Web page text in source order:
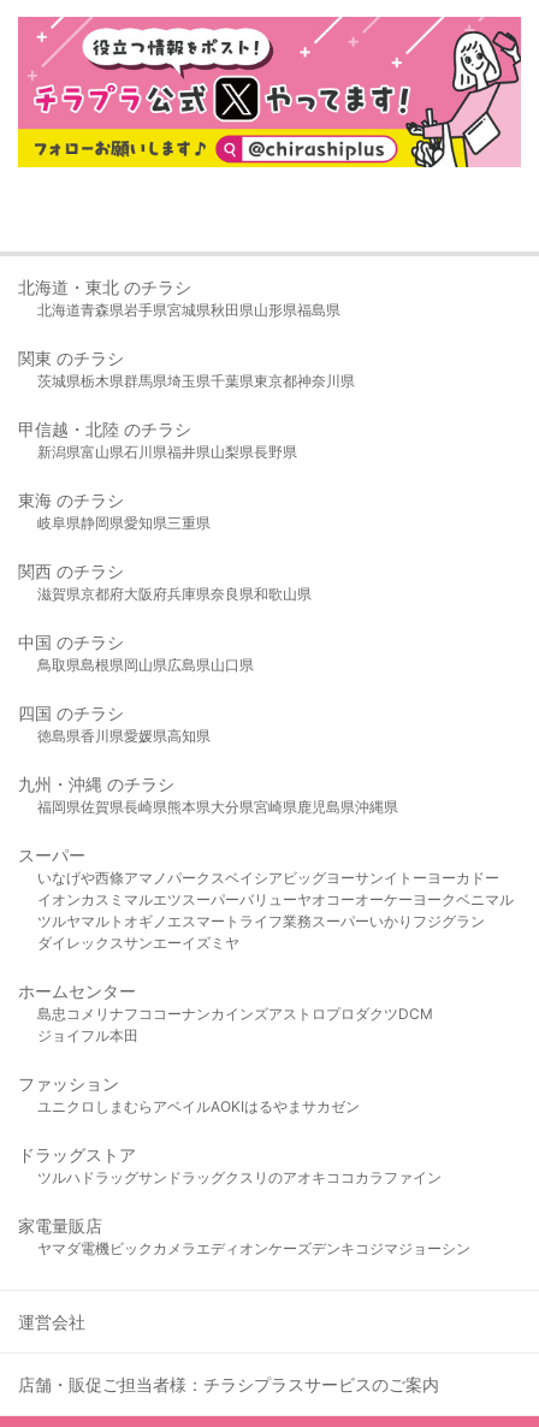
北海道・東北 のチラシ
北海道青森県岩手県宮城県秋田県山形県福島県
関東 のチラシ
茨城県栃木県群馬県埼玉県千葉県東京都神奈川県
甲信越・北陸 のチラシ
新潟県富山県石川県福井県山梨県長野県
東海 のチラシ
岐阜県静岡県愛知県三重県
関西 のチラシ
滋賀県京都府大阪府兵庫県奈良県和歌山県
中国 のチラシ
鳥取県島根県岡山県広島県山口県
四国 のチラシ
徳島県香川県愛媛県高知県
九州・沖縄 のチラシ
福岡県佐賀県長崎県熊本県大分県宮崎県鹿児島県沖縄県
スーパー
いなげや西條アマノパークスベイシア ビッグヨーサンイトーヨーカドー
イオンカスミ マルエツスーパーバリューヤオコーオーケー ヨークベニマル
ツルヤマルト オギノ エスマート ライフ業務スーパーいかり フジグラン
ダイレックスサンエーイズミヤ
ホームセンター
島忠 コメリ ナフコ コーナンカインズアストロプロダクツDCM
ジョイフル本田
ファッション
ユニクロ しまむら アベイルAOKIはるやま サカゼン
ドラッグストア
ツルハドラッグサンドラッグクスリのアオキ ココカラファイン
家電量販店
ヤマダ電機ビックカメラ エディオンケーズデンキ コジマジョーシン
運営会社
店舗・販促ご担当者様：チラシプラスサービスのご案内